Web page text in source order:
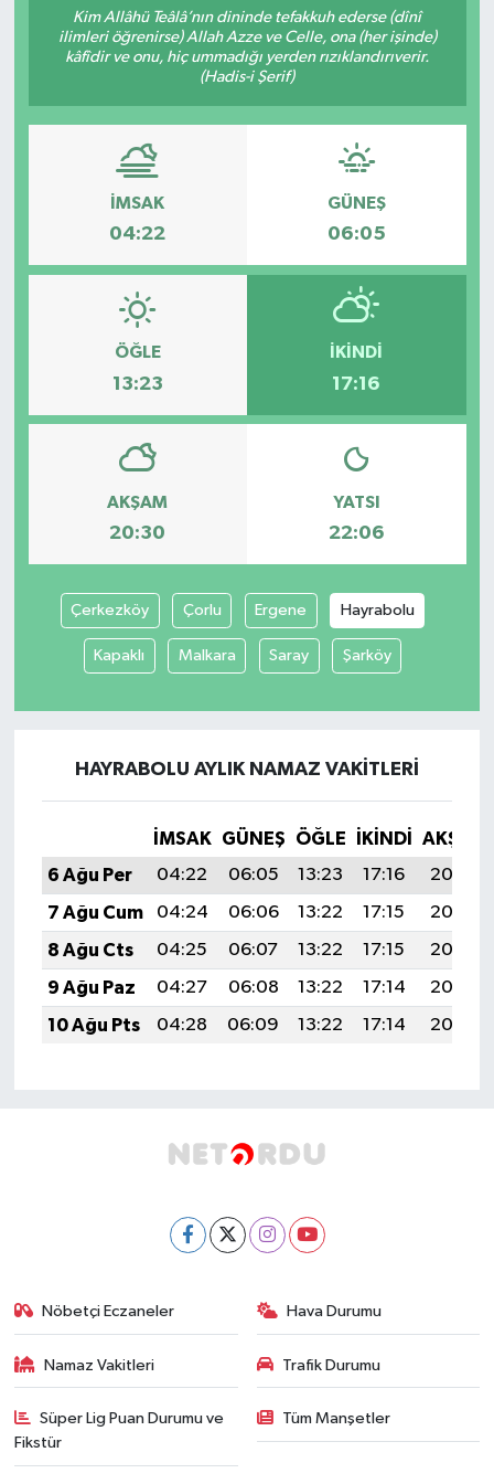
Kim Allâhü Teâlâ’nın dininde tefakkuh ederse (dînî
ilimleri öğrenirse) Allah Azze ve Celle, ona (her işinde)
kâfîdir ve onu, hiç ummadığı yerden rızıklandırıverir.
(Hadis-i Şerif)
İMSAK
04:22
GÜNEŞ
06:05
ÖĞLE
13:23
İKINDI
17:16
AKŞAM
20:30
YATSI
22:06
Çerkezköy Çorlu Ergene Hayrabolu
Kapaklı Malkara Saray Şarköy
HAYRABOLU AYLIK NAMAZ VAKITLERI
İMSAK GÜNEŞ ÖĞLE İKINDI
AKŞAM
6 Ağu Per
04:22 06:05 13:23 17:16
20:30
7 Ağu Cum
04:24 06:06 13:22 17:15
20:29
8 Ağu Cts
04:25 06:07 13:22 17:15
20:28
9 Ağu Paz
04:27 06:08 13:22 17:14
20:27
10 Ağu Pts
04:28 06:09 13:22 17:14 20:25
Nöbetçi Eczaneler Hava Durumu
Namaz Vakitleri Trafik Durumu
Süper Lig Puan Durumu ve
Fikstür
Tüm Manşetler
KADIN
MAGAZİN
MEDYA
OTOMOBİL
ÖZEL HABER
POLİTİKA
TARIM
TEKNOLOJİ
TURİZM
VİDEO HABER